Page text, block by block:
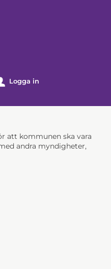
Logga in
att kommunen ska vara
andra myndigheter,